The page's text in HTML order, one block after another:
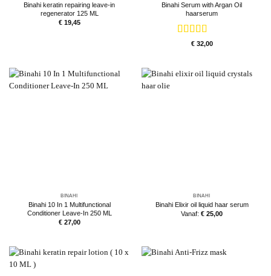
Binahi keratin repairing leave-in
regenerator 125 ML
€19,45
Binahi Serum with Argan Oil
haarserum
Gewaardeerd
€32,00
BINAHI
Binahi 10 In 1 Multifunctional
Conditioner Leave-In 250 ML
€27,00
BINAHI
Binahi Elixir oil liquid haar serum
Vanaf: € 25,00